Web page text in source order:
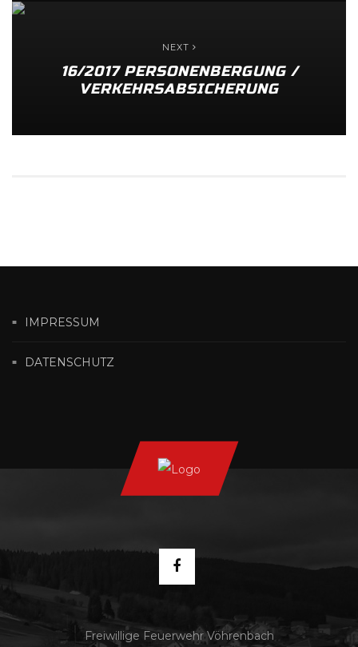
NEXT
16/2017 PERSONENBERGUNG /
VERKEHRSABSICHERUNG
IMPRESSUM
DATENSCHUTZ
Freiwillige Feuerwehr Vöhrenbach